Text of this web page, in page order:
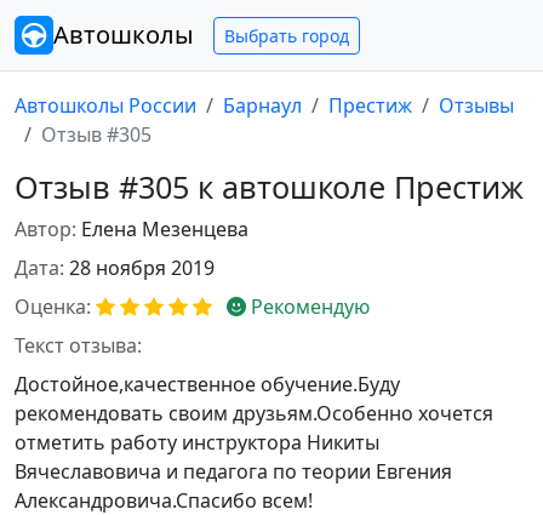
Автошколы Выбрать город
Автошколы России Барнаул Престиж
Отзывы
Отзыв #305
Отзыв #305 к автошколе Престиж
Автор: Елена Мезенцева
Дата: 28 ноября 2019
Оценка:
Рекомендую
Текст отзыва:
Достойное,качественное обучение.Буду
рекомендовать своим друзьям.Особенно хочется
отметить работу инструктора Никиты
Вячеславовича и педагога по теории Евгения
Александровича.Спасибо всем!